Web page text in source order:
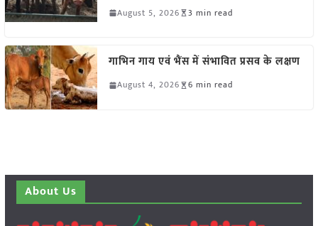
August 5, 2026 3 min read
गाभिन गाय एवं भैंस में संभावित प्रसव के लक्षण
August 4, 2026 6 min read
About Us